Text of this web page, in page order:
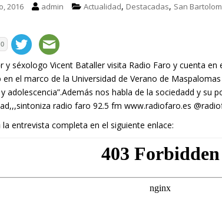
2016 admin Actualidad, Destacadas, San
0
y séxologo Vicent Bataller visita Radio Faro y cuenta en
el marco de la Universidad de Verano de
adolescencia”.Además nos habla de la sociedadd y su
radio faro 92.5 fm www.radiofaro.es
la entrevista completa en el siguiente enlace: